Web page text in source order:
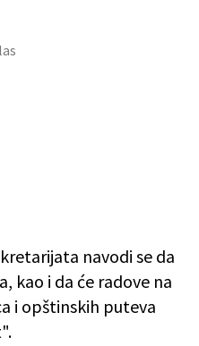
navodi se da
kao i da će radove na
i opštinskih puteva